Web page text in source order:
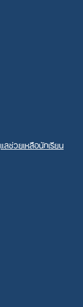
ช่วยเหลือนักเรียน